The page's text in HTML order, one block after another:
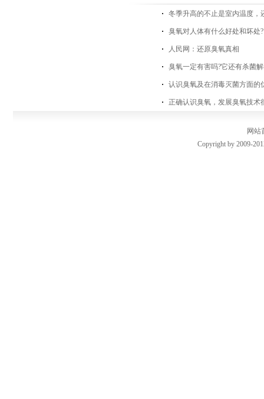
冬季升高的不止是室内温度，
臭氧对人体有什么好处和坏处?
人民网：还原臭氧真相
臭氧一定有害吗?它还有杀菌
认识臭氧及在消毒灭菌方面的
正确认识臭氧，发展臭氧技术
网站
Copyright by 2009-